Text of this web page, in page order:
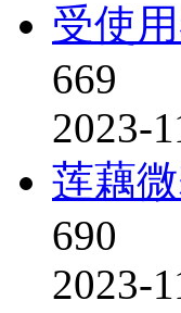
受使
669
2023-
莲藕
690
2023-